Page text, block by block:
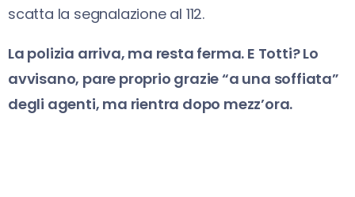
scatta la segnalazione al 112.
La polizia arriva, ma resta ferma. E Totti? Lo
avvisano, pare proprio grazie “a una soffiata”
degli agenti, ma rientra dopo mezz’ora.